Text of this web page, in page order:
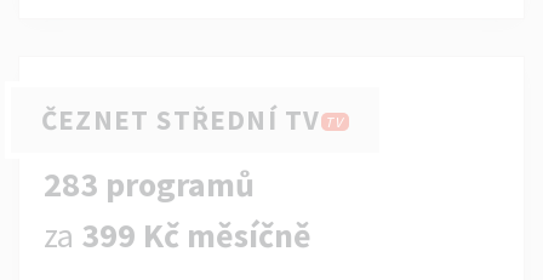
ČEZNET STŘEDNÍ TV TV
283 programů
za 399 Kč měsíčně